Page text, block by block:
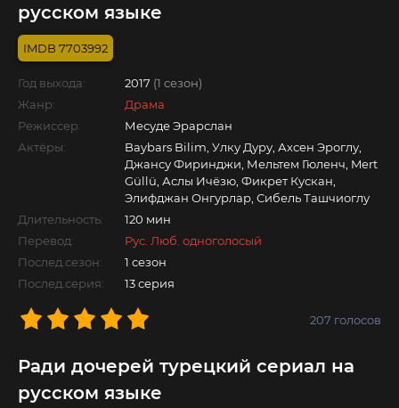
русском языке
7703992
Год выхода: 2017 (1 сезон)
Жанр:
Драма
Режиссер:
Месуде Эрарслан
Актёры:
Baybars Bilim, Улку Дуру, Ахсен Эроглу,
Джансу Фиринджи, Мельтем Гюленч, Mert
Güllü, Аслы Ичёзю, Фикрет Кускан,
Элифджан Онгурлар, Сибель Ташчиоглу
Длительность:
120 мин
Перевод:
Рус. Люб. одноголосый
Послед.сезон:
1 сезон
Послед.серия:
13 серия
207 голосов
Ради дочерей турецкий сериал на
русском языке